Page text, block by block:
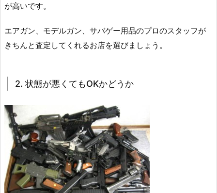
が高いです。
エアガン、モデルガン、サバゲー用品のプロのスタッフが
きちんと査定してくれるお店を選びましょう。
2. 状態が悪くてもOKかどうか